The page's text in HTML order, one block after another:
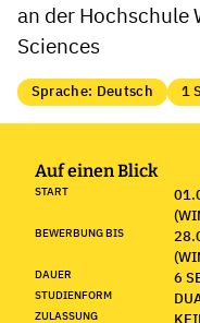
an der Hochschule
Sciences
Sprache: Deutsch 1
Auf einen Blick
START
BEWERBUNG BIS
DAUER 6
STUDIENFORM
ZULASSUNG